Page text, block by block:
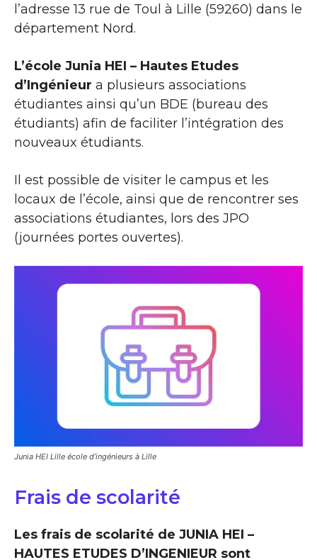
l’adresse 13 rue de Toul à Lille (59260) dans le
département Nord.
L’école Junia HEI – Hautes Etudes
d’Ingénieur a plusieurs associations
étudiantes ainsi qu’un BDE (bureau des
étudiants) afin de faciliter l’intégration des
nouveaux étudiants.
Il est possible de visiter le campus et les
locaux de l’école, ainsi que de rencontrer ses
associations étudiantes, lors des JPO
(journées portes ouvertes).
Junia HEI Lille école d’ingénieurs à Lille
Frais de scolarité
Les frais de scolarité de JUNIA HEI –
HAUTES ETUDES D’INGENIEUR sont